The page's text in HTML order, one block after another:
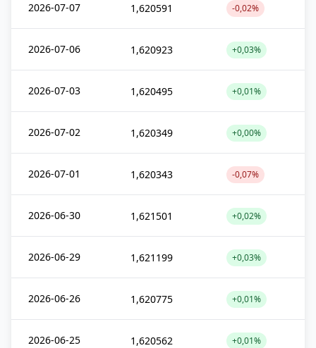
2026-07-07 1,620591 -0,02%
2026-07-06 1,620923 +0,03%
2026-07-03 1,620495 +0,01%
2026-07-02 1,620349 +0,00%
2026-07-01 1,620343 -0,07%
2026-06-30 1,621501 +0,02%
2026-06-29 1,621199 +0,03%
2026-06-26 1,620775 +0,01%
2026-06-25 1,620562 +0,01%